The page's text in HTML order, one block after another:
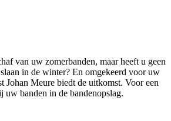
van uw zomerbanden, maar heeft u geen
in de winter? En omgekeerd voor uw
Johan Meure biedt de uitkomst. Voor een
uw banden in de bandenopslag.